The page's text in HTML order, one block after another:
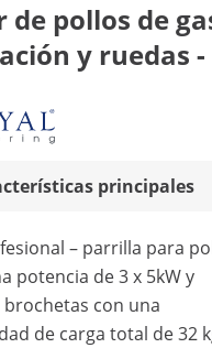
de pollos de
y ruedas
principales
– parrilla para
potencia de 3 x 5kW y
con una
de carga total de 32